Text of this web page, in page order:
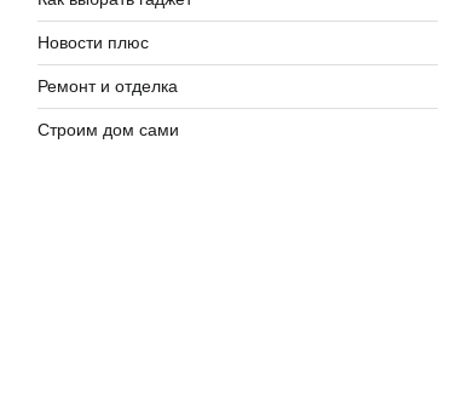
Новости плюс
Ремонт и отделка
Строим дом сами